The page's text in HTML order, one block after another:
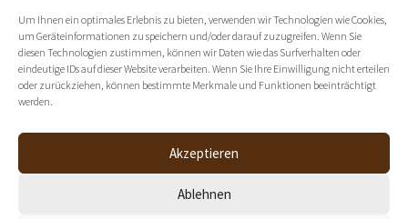
Um Ihnen ein optimales Erlebnis zu bieten, verwenden wir Technologien wie Cookies,
um Geräteinformationen zu speichern und/oder darauf zuzugreifen. Wenn Sie
diesen Technologien zustimmen, können wir Daten wie das Surfverhalten oder
eindeutige IDs auf dieser Website verarbeiten. Wenn Sie Ihre Einwilligung nicht erteilen
oder zurückziehen, können bestimmte Merkmale und Funktionen beeinträchtigt
werden.
Akzeptieren
Ablehnen
Zukunftsorientierte Ideen & Strategien: Halten Sie sich
mit unserem
Newsletter auf dem Laufenden.